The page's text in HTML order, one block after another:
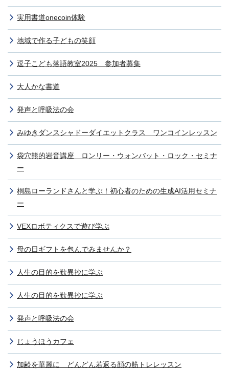
実用書道onecoin体験
地域で作る子どもの笑顔
逗子こども落語教室2025 参加者募集
大人かな書道
発声と呼吸法の会
みゆきダンスシャドーダイエットクラス ワンコインレッスン
袋穴熊的岩音講座 ロンリー・ウォンバット・ロック・セミナ
ー
桐島ローランドさんと学ぶ！初心者のための生成AI活用セミナ
ー
VEXロボティクスで遊び学ぶ
母の日ギフトを包んでみませんか？
人生の目的を歎異抄に学ぶ
人生の目的を歎異抄に学ぶ
発声と呼吸法の会
じょうほうカフェ
加齢を華麗に どんどん若返る顔の筋トレレッスン